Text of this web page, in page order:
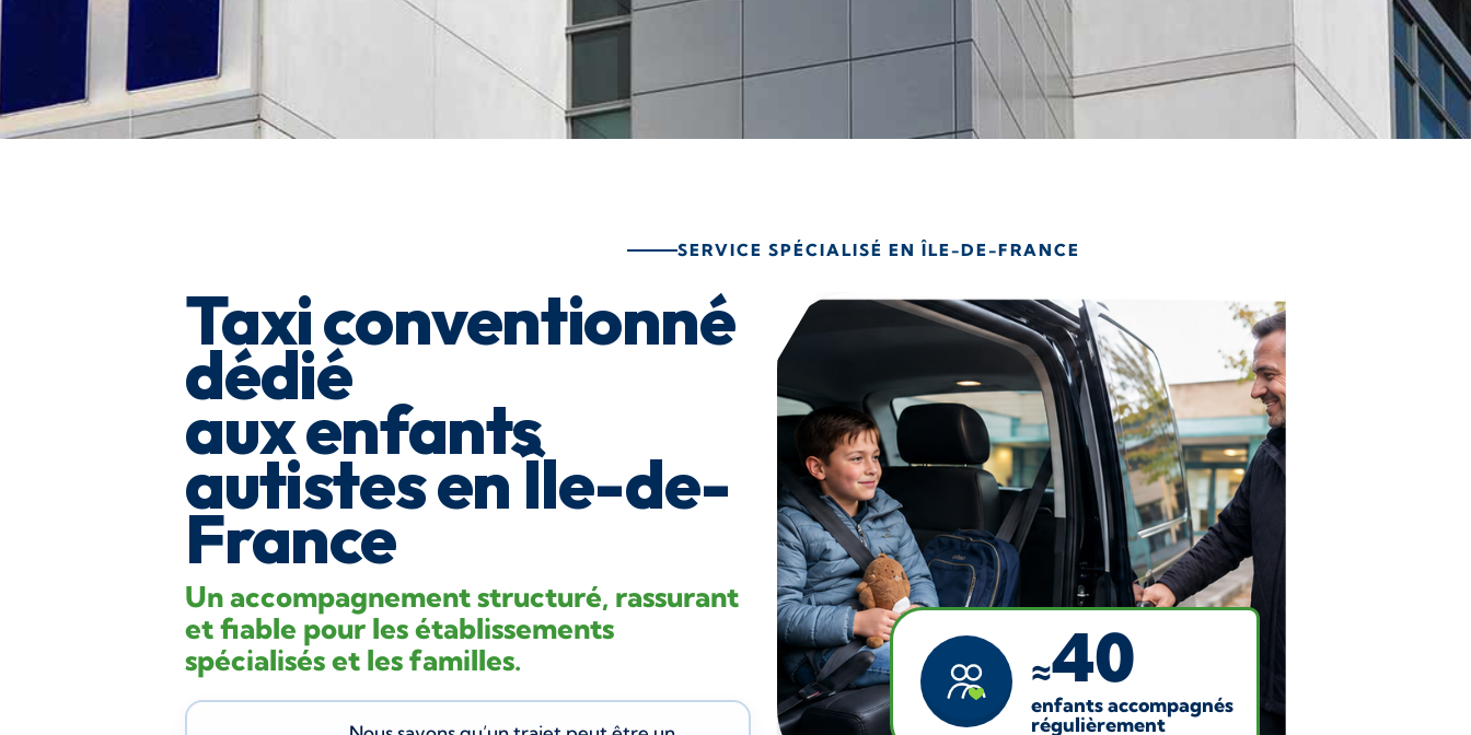
SERVICE SPÉCIALISÉ EN ÎLE-DE-FRANCE
Taxi conventionné
dédié
aux enfants
autistes en Île-de-
France
Un accompagnement structuré, rassurant
et fiable pour les établissements
spécialisés et les familles.
≈40
enfants accompagnés
régulièrement